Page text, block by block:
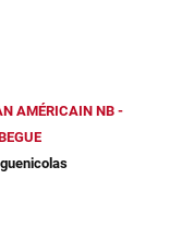
AMÉRICAIN NB -